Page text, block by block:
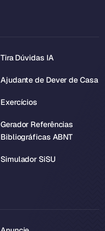
Tira Dúvidas IA
Ajudante de Dever de Casa
Exercícios
Gerador Referências
Bibliográficas ABNT
Simulador SiSU